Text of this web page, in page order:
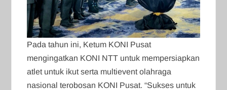
Pada tahun ini, Ketum KONI Pusat
mengingatkan KONI NTT untuk mempersiapkan
atlet untuk ikut serta multievent olahraga
nasional terobosan KONI Pusat. “Sukses untuk